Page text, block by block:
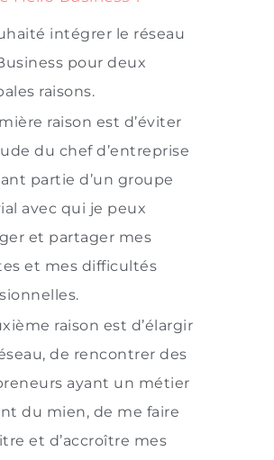
intégrer le réseau
pour deux
raisons.
raison est d’éviter
du chef d’entreprise
partie d’un groupe
avec qui je peux
et partager mes
et mes difficultés
raison est d’élargir
de rencontrer des
ayant un métier
du mien, de me faire
et d’accroître mes